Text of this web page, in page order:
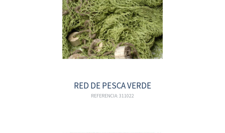
RED DE PESCA VERDE
REFERENCIA: 311022